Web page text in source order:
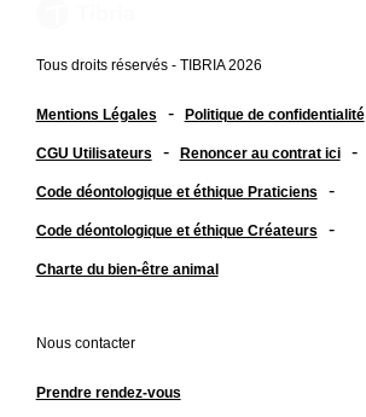
Tous droits réservés - TIBRIA 2026
Mentions Légales - Politique de confidentialité
CGU Utilisateurs - Renoncer au contrat ici -
Code déontologique et éthique Praticiens -
Code déontologique et éthique Créateurs -
Charte du bien-être animal
Nous contacter
Prendre rendez-vous